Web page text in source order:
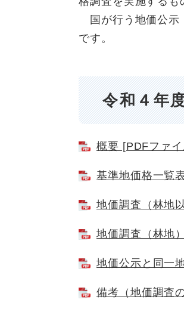
国が行う地価公示
です。
令和４年
概要 [PDFファ
基準地価格一覧
地価調査（林地
地価調査（林地
地価公示と同一
備考（地価調査